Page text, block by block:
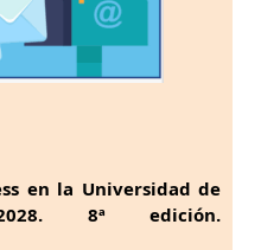
en la Universidad de
2028. 8ª edición.